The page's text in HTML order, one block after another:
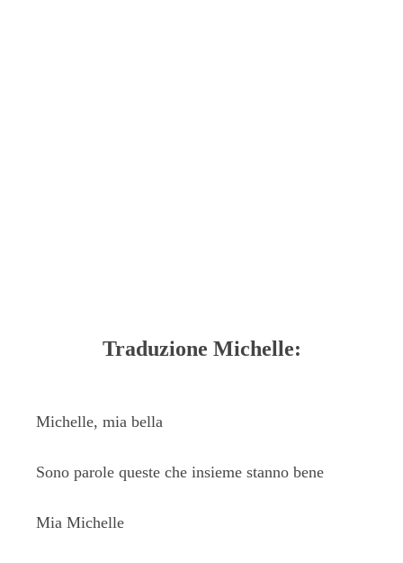
Traduzione Michelle:
Michelle, mia bella
Sono parole queste che insieme stanno bene
Mia Michelle